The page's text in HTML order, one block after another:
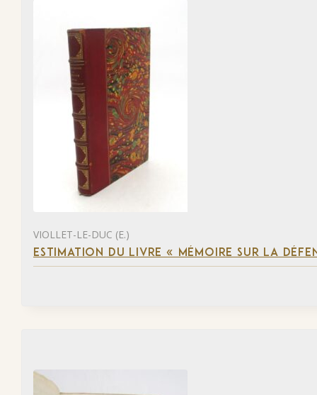
VIOLLET-LE-DUC (E.)
ESTIMATION DU LIVRE « MÉMOIRE SUR LA